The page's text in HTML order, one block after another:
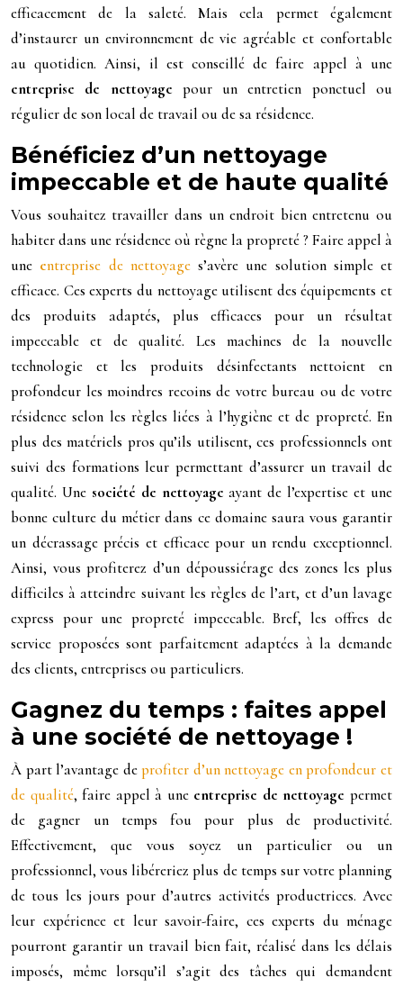
efficacement de la saleté. Mais cela permet également
d’instaurer un environnement de vie agréable et confortable
au quotidien. Ainsi, il est conseillé de faire appel à une
entreprise de nettoyage pour un entretien ponctuel ou
régulier de son local de travail ou de sa résidence.
Bénéficiez d’un nettoyage
impeccable et de haute qualité
Vous souhaitez travailler dans un endroit bien entretenu ou
habiter dans une résidence où règne la propreté ? Faire appel à
une entreprise de nettoyages’avère une solution simple et
efficace. Ces experts du nettoyage utilisent des équipements et
des produits adaptés, plus efficaces pour un résultat
impeccable et de qualité. Les machines de la nouvelle
technologie et les produits désinfectants nettoient en
profondeur les moindres recoins de votre bureau ou de votre
résidence selon les règles liées à l’hygiène et de propreté. En
plus des matériels pros qu’ils utilisent, ces professionnels ont
suivi des formations leur permettant d’assurer un travail de
qualité. Une société de nettoyage ayant de l’expertise et une
bonne culture du métier dans ce domaine saura vous garantir
un décrassage précis et efficace pour un rendu exceptionnel.
Ainsi, vous profiterez d’un dépoussiérage des zones les plus
difficiles à atteindre suivant les règles de l’art, et d’un lavage
express pour une propreté impeccable. Bref, les offres de
service proposées sont parfaitement adaptées à la demande
des clients, entreprises ou particuliers.
Gagnez du temps : faites appel
à une société de nettoyage !
À part l’avantage deprofiter d’un nettoyage en profondeur et
de qualité, faire appel à une entreprise de nettoyage permet
de gagner un temps fou pour plus de productivité.
Effectivement, que vous soyez un particulier ou un
professionnel, vous libéreriez plus de temps sur votre planning
de tous les jours pour d’autres activités productrices. Avec
leur expérience et leur savoir-faire, ces experts du ménage
pourront garantir un travail bien fait, réalisé dans les délais
imposés, même lorsqu’il s’agit des tâches qui demandent